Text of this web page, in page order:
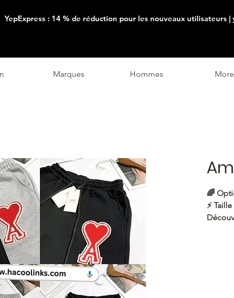
YepExpress : 14 % de réduction pour les nouveaux utilisateurs |
Marques Hommes More
🌈
⚡️